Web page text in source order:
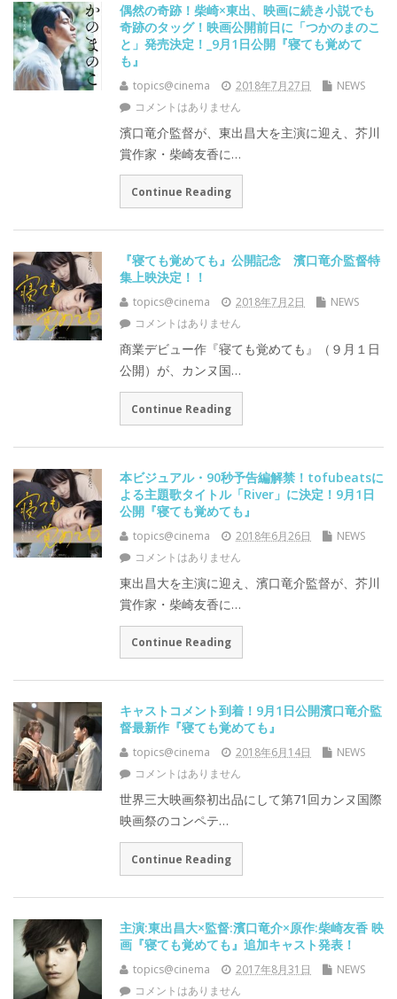
偶然の奇跡！柴崎×東出、映画に続き小説でも
奇跡のタッグ！映画公開前日に「つかのまのこ
と」発売決定！_9月1日公開『寝ても覚めて
も』
topics@cinema 2018年7月27日
NEWS
コメントはありません
濱口竜介監督が、東出昌大を主演に迎え、芥川
賞作家・柴崎友香に…
Continue Reading
『寝ても覚めても』公開記念 濱口竜介監督特
集上映決定！！
topics@cinema 2018年7月2日
NEWS
コメントはありません
商業デビュー作『寝ても覚めても』（９月１日
公開）が、カンヌ国…
Continue Reading
本ビジュアル・90秒予告編解禁！tofubeatsに
よる主題歌タイトル「River」に決定！9月1日
公開『寝ても覚めても』
topics@cinema 2018年6月26日
NEWS
コメントはありません
東出昌大を主演に迎え、濱口竜介監督が、芥川
賞作家・柴崎友香に…
Continue Reading
キャストコメント到着！9月1日公開濱口竜介監
督最新作『寝ても覚めても』
topics@cinema 2018年6月14日
NEWS
コメントはありません
世界三大映画祭初出品にして第71回カンヌ国際
映画祭のコンペテ…
Continue Reading
主演:東出昌大×監督:濱口竜介×原作:柴崎友香 映
画『寝ても覚めても』追加キャスト発表！
topics@cinema 2017年8月31日
NEWS
コメントはありません